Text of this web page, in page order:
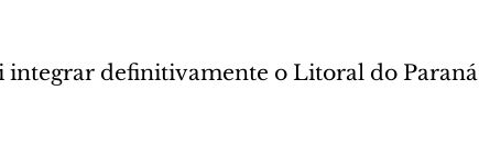
integrar definitivamente o Litoral do Paraná